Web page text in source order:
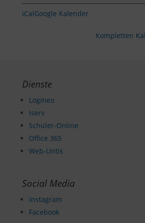
iCalGoogle Kalender
Kompletten
Dienste
Logineo
Iserv
Schüler-Online
Office 365
Web-Untis
Social Media
Instagram
Facebook